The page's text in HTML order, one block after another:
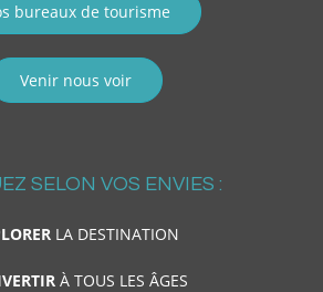
bureaux de tourisme
Venir nous voir
SELON VOS ENVIES :
LA DESTINATION
À TOUS LES ÂGES